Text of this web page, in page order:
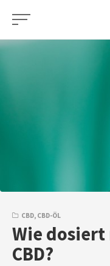
Skip
content
CBD, CBD-ÖL
Wie
CBD?